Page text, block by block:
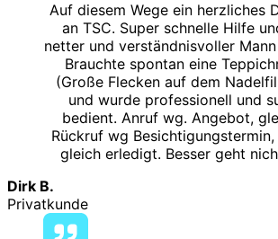
Auf diesem Wege ein herzliches
an TSC. Super schnelle Hilfe
netter und verständnisvoller
Brauchte spontan eine
(Große Flecken auf dem
und wurde professionell und
bedient. Anruf wg. Angebot,
Rückruf wg
gleich erledigt. Besser geht
Dirk B.
Privatkunde